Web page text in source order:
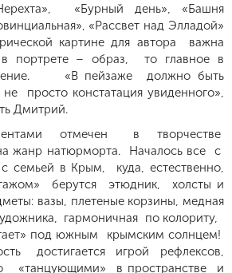
«Бурный день», «Башня
«Рассвет над Элладой»
картине для автора важна
портрете – образ, то главное в
«В пейзаже должно быть
просто констатация увиденного»,
Дмитрий.
отмечен в творчестве
жанр натюрморта. Началось все с
семьей в Крым, куда, естественно,
берутся этюдник, холсты и
вазы, плетеные корзины, медная
гармоничная по колориту,
под южным крымским солнцем!
достигается игрой рефлексов,
«танцующими» в пространстве и